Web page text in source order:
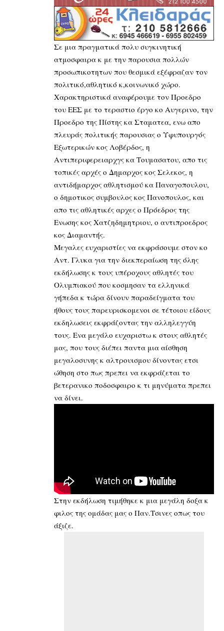
Σε μια πραγματικά πολυ συγκινητική
ατμοσφαιρα κ με την παρουσια πολλών
προσωπικοτητων που θεσμικά εξέφραζαν τον
πολιτικό,αθλητικό κ,κοινωνικό χώρο.
Χαρακτηριστικά αναφέρουμε τον Προεδρο
του ΕΕΣ με το τεραστιο έργο κο Αυγερινο, την
Προεδρο της Πίστης κα Σταματεα, ενω απο
πλευράς πολιτικής παρουσιας ο Υφυπουργός
Εξωτερικών κος Λοβέρδος, η
Αντιπεριφερειαρχγς κα Τουμασατου, απο τις
τοπικές αρχές ο Δημαρχος κος Σελεκος, η
αντιδήμαρχος αθλητισμού κα Παναγοπουλου,
ο δημοτικος συμβουλος κος Πανοπουλος, και
απο τις αθλητικές αρχες ο Πρόεδρος της
Ενωσης κος Χατζηδημητριου, ο αντιπροεδρος
κος Διαμαντής.
Μεγαλες ευχαριστίες να εκφράσουμε στον κο
Αντ. Γλυκα για την διεκπεραίωση της όλης
εκδήλωσης κ τους υπέροχους αθλητές του
Ολυμπιακού που κοσμησαν τα ελληνικά
γήπεδα κ τώρα δίνουν παραδείγματα του
ήθους τους παρευρισκομενοι σε τέτοιου είδους
εκδηλωσεις εκφράζοντας την αλληλεγγύη
τους. Ενα μεγάλο ευχαριστω κ στους αθλητές
μας, που τους διέπει παντα μια αίσθηση
μεγαλοσυνης κ αλτρουισμου δίνοντας ετσι
ώθηση στο πως πρεπει να εκφράζεται το
βετερανικο ποδοσφαιρο κ τι μηνύματα πρεπει
να δίνει.
Στην εκδήλωση τιμήθηκε κ μια μεγάλη δοξα κ
φιλος της ομάδας μας ο Παν.Τσινες οπως του
άξιζε.